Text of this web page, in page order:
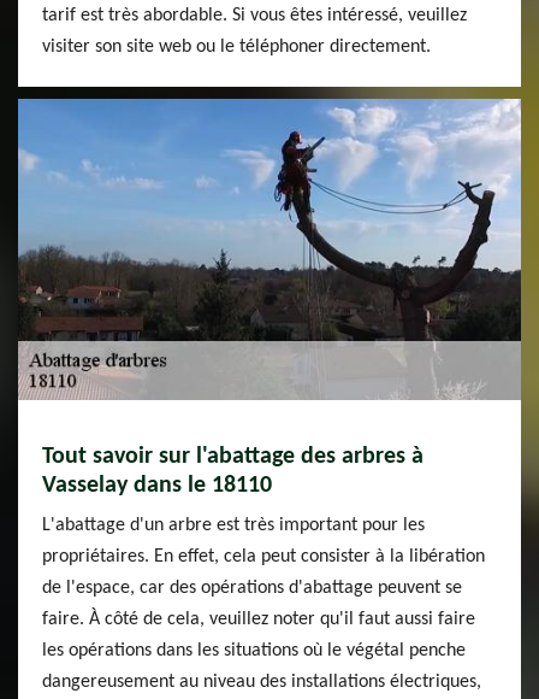
tarif est très abordable. Si vous êtes intéressé, veuillez
visiter son site web ou le téléphoner directement.
Tout savoir sur l'abattage des arbres à
Vasselay dans le 18110
L'abattage d'un arbre est très important pour les
propriétaires. En effet, cela peut consister à la libération
de l'espace, car des opérations d'abattage peuvent se
faire. À côté de cela, veuillez noter qu'il faut aussi faire
les opérations dans les situations où le végétal penche
dangereusement au niveau des installations électriques,